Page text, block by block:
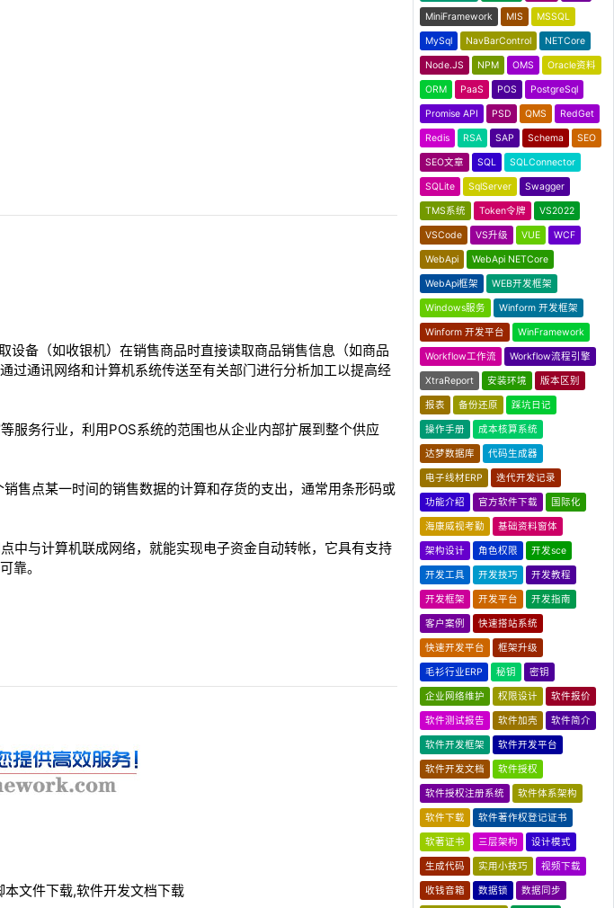
备（如收银机）在销售商品时直接读取商品销售信息（如商品
过通讯网络和计算机系统传送至有关部门进行分析加工以提高经
服务行业，利用POS系统的范围也从企业内部扩展到整个供应
售点某一时间的销售数据的计算和存货的支出，通常用条形码或
中与计算机联成网络，就能实现电子资金自动转帐，它具有支持
靠。
文件下载,软件开发文档下载
MiniFramework MIS MSSQL
MySql NavBarControl NETCore
Node.JS NPM OMS Oracle资料
ORM PaaS POS PostgreSql
Promise API PSD QMS RedGet
Redis RSA SAP Schema SEO
SEO文章 SQL SQLConnector
SQLite SqlServer Swagger
TMS系统 Token令牌 VS2022
VSCode VS升级 VUE WCF
WebApi WebApi NETCore
WebApi框架 WEB开发框架
Windows服务 Winform 开发框架
Winform 开发平台 WinFramework
Workflow工作流 Workflow流程引擎
XtraReport 安装环境 版本区别
报表 备份还原 踩坑日记
操作手册 成本核算系统
达梦数据库 代码生成器
电子线材ERP 迭代开发记录
功能介绍 官方软件下载 国际化
海康威视考勤 基础资料窗体
架构设计 角色权限 开发sce
开发工具 开发技巧 开发教程
开发框架 开发平台 开发指南
客户案例 快速搭站系统
快速开发平台 框架升级
毛衫行业ERP 秘钥 密钥
企业网络维护 权限设计 软件报价
软件测试报告 软件加壳 软件简介
软件开发框架 软件开发平台
软件开发文档 软件授权
软件授权注册系统 软件体系架构
软件下载 软件著作权登记证书
软著证书 三层架构 设计模式
生成代码 实用小技巧 视频下载
收钱音箱 数据锁 数据同步